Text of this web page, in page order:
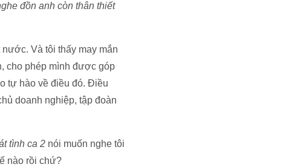
đồn anh còn thân thiết
Và tôi thấy may mắn
cho phép mình được góp
tự hào về điều đó. Điều
doanh nghiệp, tập đoàn
tình ca 2 nói muốn nghe tôi
nào rồi chứ?